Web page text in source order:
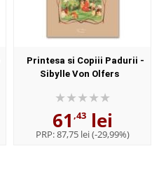
Printesa si Copiii Padurii -
Sibylle Von Olfers
61 ,43lei
PRP:87,75 lei(-29,99%)